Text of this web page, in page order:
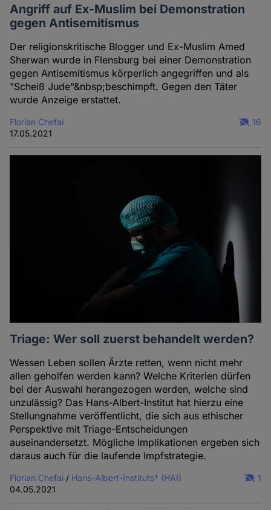
Angriff auf Ex-Muslim bei Demonstration
gegen Antisemitismus
Der religionskritische Blogger und Ex-Muslim Amed
Sherwan wurde in Flensburg bei einer Demonstration
gegen Antisemitismus körperlich angegriffen und als
"Scheiß Jude"&nbsp;beschimpft. Gegen den Täter
wurde Anzeige erstattet.
Florian Chefai
17.05.2021
16
Triage: Wer soll zuerst behandelt werden?
Wessen Leben sollen Ärzte retten, wenn nicht mehr
allen geholfen werden kann? Welche Kriterien dürfen
bei der Auswahl herangezogen werden, welche sind
unzulässig? Das Hans-Albert-Institut hat hierzu eine
Stellungnahme veröffentlicht, die sich aus ethischer
Perspektive mit Triage-Entscheidungen
auseinandersetzt. Mögliche Implikationen ergeben sich
daraus auch für die laufende Impfstrategie.
Florian Chefai / Hans-Albert-Instituts* (HAI)
04.05.2021
1